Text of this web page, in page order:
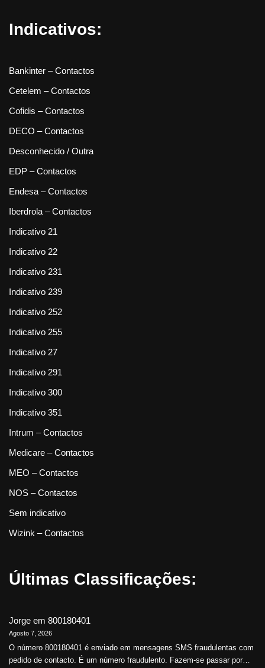
Indicativos:
Bankinter – Contactos
Cetelem – Contactos
Cofidis – Contactos
DECO – Contactos
Desconhecido / Outra
EDP – Contactos
Endesa – Contactos
Iberdrola – Contactos
Indicativo 21
Indicativo 22
Indicativo 231
Indicativo 239
Indicativo 252
Indicativo 255
Indicativo 27
Indicativo 291
Indicativo 300
Indicativo 351
Intrum – Contactos
Medicare – Contactos
MEO – Contactos
NOS – Contactos
Sem indicativo
Wizink – Contactos
Últimas Classificações:
Jorge em 800180401
Agosto 7, 2026
O número 800180401 é enviado em mensagens SMS fraudulentas com
pedido de contacto. É um número fraudulento. Fazem-se passar por…